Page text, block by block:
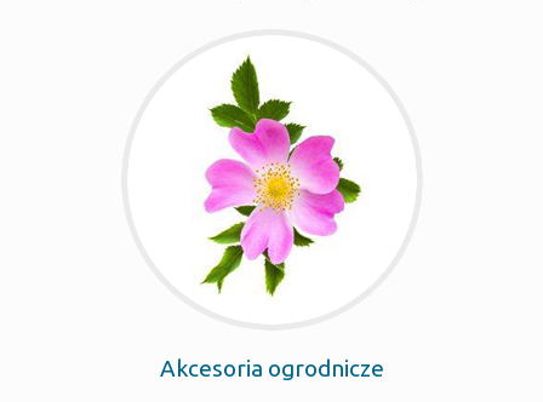
Akcesoria ogrodnicze